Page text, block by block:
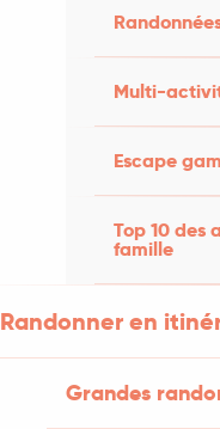
Multi-
Escape
Top 10 des
famille
Randonner en
Grandes